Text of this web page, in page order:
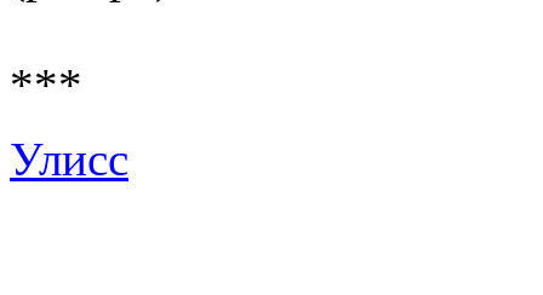
***
Улисс